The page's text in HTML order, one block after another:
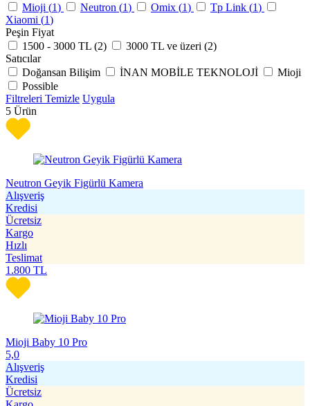
Mioji (1) Neutron (1) Omix (1) Tp Link (1)
Xiaomi (1)
Peşin Fiyat
1500 - 3000 TL (2) 3000 TL ve üzeri (2)
Satıcılar
Doğansan Bilişim
İNAN MOBİLE TEKNOLOJİ
Mioji
Possible
Filtreleri Temizle Uygula
5 Ürün
Neutron Geyik Figürlü Kamera
Alışveriş
Kredisi
Ücretsiz
Kargo
Hızlı
Teslimat
1.800 TL
Mioji Baby 10 Pro
5,0
Alışveriş
Kredisi
Ücretsiz